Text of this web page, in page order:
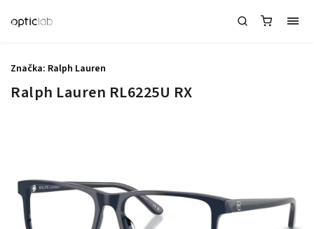
Ralph Lauren RL6225U RX
Značka: Ralph Lauren